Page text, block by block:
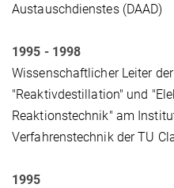
Austauschdienstes(DAAD)
1995 - 1998
Wissenschaftlicher Leiter
"Reaktivdestillation" und
Reaktionstechnik" am
Verfahrenstechnik der TU
1995